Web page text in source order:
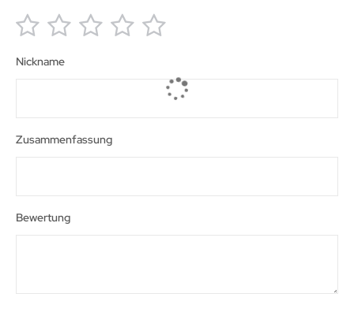
star
stars
stars
stars
stars
Nickname
Zusammenfassung
Bewertung